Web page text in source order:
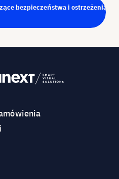
bezpieczeństwa i ostrzeżenia -